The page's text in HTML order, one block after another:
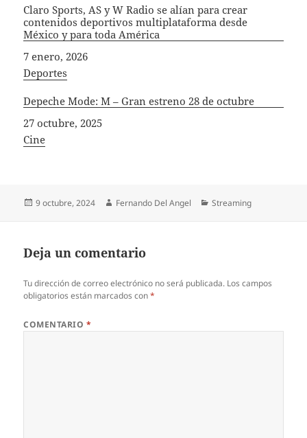
Claro Sports, AS y W Radio se alían para crear
contenidos deportivos multiplataforma desde
México y para toda América
Fecha
7 enero, 2026
In relation to
Deportes
Depeche Mode: M – Gran estreno 28 de octubre
Fecha
27 octubre, 2025
In relation to
Cine
Publicado
9 octubre, 2024 Autor
Fernando Del Angel Categorías
Streaming
Deja un comentario
Tu dirección de correo electrónico no será publicada. Los campos
obligatorios están marcados con*
COMENTARIO *